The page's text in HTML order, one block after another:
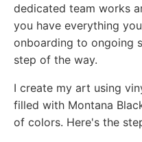
dedicated team works
you have everything
onboarding to ongoing
step of the way.
I create my art using
filled with Montana
of colors. Here's the